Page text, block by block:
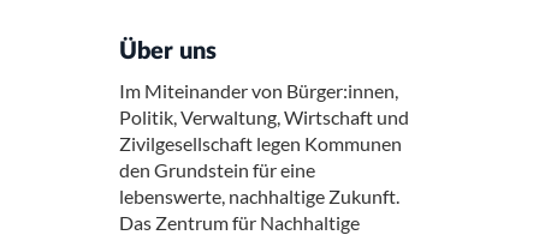
Über uns
Im Miteinander von Bürger:innen,
Politik, Verwaltung, Wirtschaft und
Zivilgesellschaft legen Kommunen
den Grundstein für eine
lebenswerte, nachhaltige Zukunft.
Das Zentrum für Nachhaltige